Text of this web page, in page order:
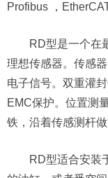
Profibus ，
RD型是一个在
理想传感器。传感
电子信号。双重灌
EMC保护。位置测
铁，沿着传感测杆
RD型适合安装